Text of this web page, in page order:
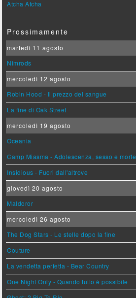
Atcha Atcha
Prossimamente
martedì 11 agosto
Nimrods
mercoledì 12 agosto
Robin Hood - Il prezzo del sangue
La fine di Oak Street
mercoledì 19 agosto
Oceania
Camp Miasma - Adolescenza, sesso e morte
Insidious - Fuori dall'altrove
giovedì 20 agosto
Maldoror
mercoledì 26 agosto
The Dog Stars - Le stelle dopo la fine
Couture
La vendetta perfetta - Bear Country
One Night Only - Quando tutto è possibile